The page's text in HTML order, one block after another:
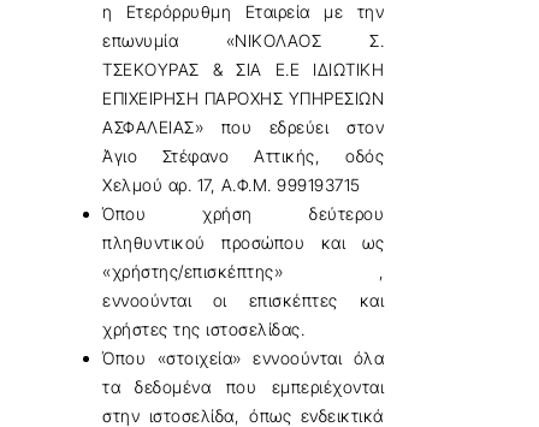
η Ετερόρρυθμη Εταιρεία με την
επωνυμία «ΝΙΚΟΛΑΟΣ Σ.
ΤΣΕΚΟΥΡΑΣ & ΣΙΑ Ε.Ε ΙΔΙΩΤΙΚΗ
ΕΠΙΧΕΙΡΗΣΗ ΠΑΡΟΧΗΣ ΥΠΗΡΕΣΙΩΝ
ΑΣΦΑΛΕΙΑΣ» που εδρεύει στον
Άγιο Στέφανο Αττικής, οδός
Χελμού αρ. 17, Α.Φ.Μ. 999193715
Όπου χρήση δεύτερου
πληθυντικού προσώπου και ως
«χρήστης/επισκέπτης» ,
εννοούνται οι επισκέπτες και
χρήστες της ιστοσελίδας.
Όπου «στοιχεία» εννοούνται όλα
τα δεδομένα που εμπεριέχονται
στην ιστοσελίδα, όπως ενδεικτικά